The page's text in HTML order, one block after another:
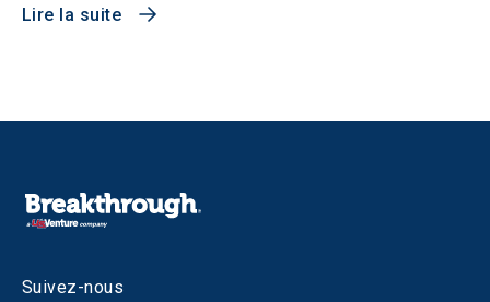
Lire la suite
Suivez-nous